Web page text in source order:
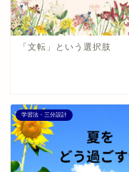
「文転」という選択肢
学習法・三分設計